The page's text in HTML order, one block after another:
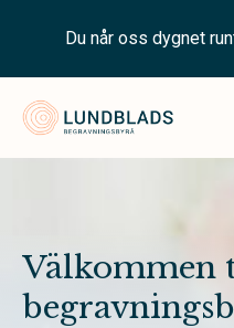
Du når oss dygnet
Välkommen